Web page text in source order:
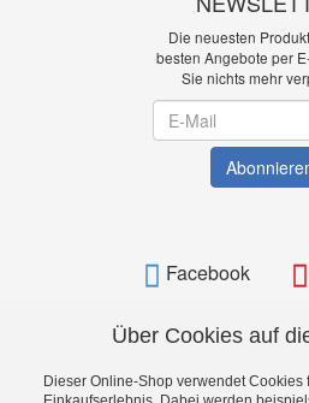
Die neuesten
besten Angebote per
Sie nichts mehr
Facebook
BAMATO - Bavarian
Über Cookies auf
Dieser Online-Shop verwendet Cookies